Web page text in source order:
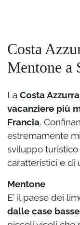
Costa
Mentone a
La Costa Azzurra
vacanziere più
Francia.
estremamente
sviluppo
caratteristici e di
Mentone
E’ il paese dei
dalle case